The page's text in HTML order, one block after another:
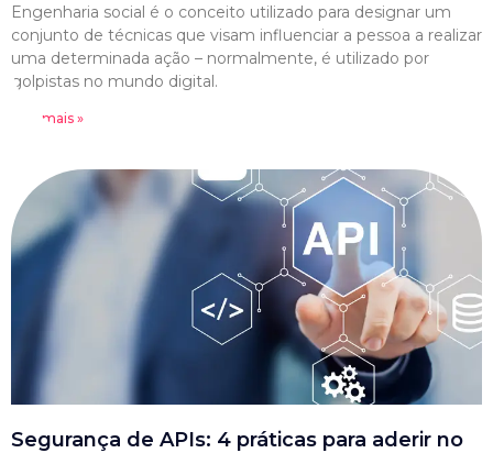
Engenharia social é o conceito utilizado para designar um
conjunto de técnicas que visam influenciar a pessoa a realizar
uma determinada ação – normalmente, é utilizado por
golpistas no mundo digital.
Leia mais »
Segurança de APIs: 4 práticas para aderir no